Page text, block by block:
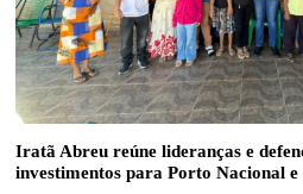
Iratã Abreu reúne lideranças e
investimentos para Porto Nacional